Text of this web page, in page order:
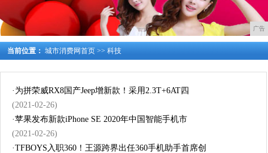
广告
当前位置： 城市消费网首页 >> 科技
· 为拼荣威RX8国产Jeep增新款！采用2.3T+6AT四
(2021-02-26)
·苹果发布新款iPhone SE 2020年中国智能手机市
(2021-02-26)
·TFBOYS入职360！王源跨界出任360手机助手首席创